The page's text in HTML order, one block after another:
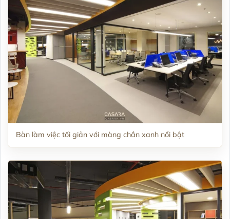
Bàn làm việc tối giản với màng chắn xanh nổi bật